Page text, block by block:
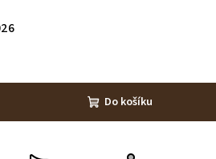
Do košíku